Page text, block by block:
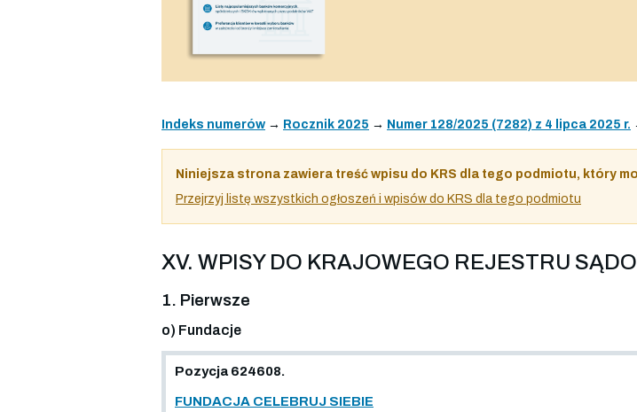
Indeks numerów → Rocznik 2025 → Numer 128/2025 (7282) z 4 lipca 2025 r.
Niniejsza strona zawiera treść wpisu do KRS dla tego podmiotu, który
Przejrzyj listę wszystkich ogłoszeń i wpisów do KRS dla tego podmiotu
XV. WPISY DO KRAJOWEGO REJESTRU
1. Pierwsze
o) Fundacje
Pozycja 624608.
FUNDACJA CELEBRUJ SIEBIE